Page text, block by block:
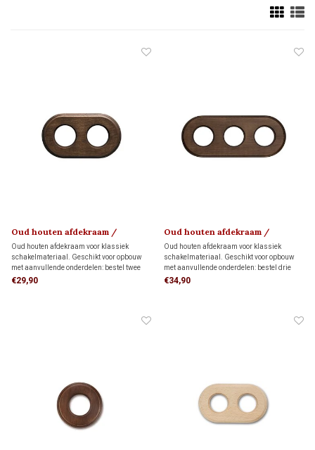
Oud houten afdekraam /
montageplaat 1910
Oud houten afdekraam voor klassiek
schakelmateriaal. Geschikt voor opbouw
met aanvullende onderdelen: bestel twee
montageringen voor directe wandmontage
€29,90
Oud houten afdekraam /
montageplaat 1910
Oud houten afdekraam voor klassiek
schakelmateriaal. Geschikt voor opbouw
met aanvullende onderdelen: bestel drie
montageringen voor directe wandmontage
€34,90